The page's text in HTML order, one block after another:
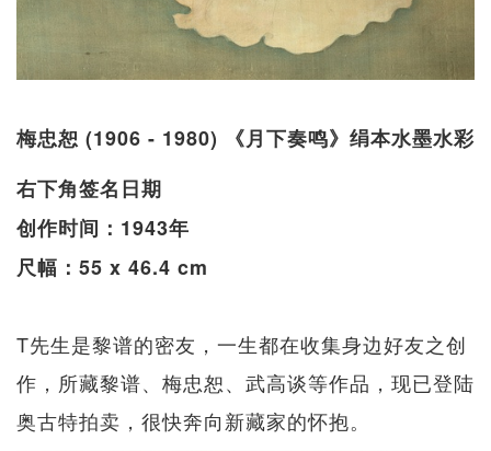
梅忠恕 (1906 - 1980) 《月下奏鸣》绢本水墨水彩
右下角签名日期
创作时间：1943年
尺幅：55 x 46.4 cm
T先生是黎谱的密友，一生都在收集身边好友之创
作，所藏黎谱、梅忠恕、武高谈等作品，现已登陆
奥古特拍卖，很快奔向新藏家的怀抱。